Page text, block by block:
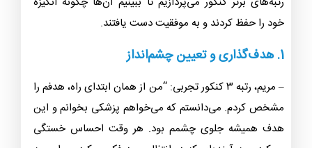
خود را حفظ کردند و به موفقیت دست یافتند.
1. هدف‌گذاری و تعیین چشم‌انداز
– مریم، رتبه ۳ کنکور تجربی: “من از همان ابتدای راه، هدفم را
مشخص کردم. می‌دانستم که می‌خواهم پزشکی بخوانم و این
هدف همیشه جلوی چشمم بود. هر وقت احساس خستگی